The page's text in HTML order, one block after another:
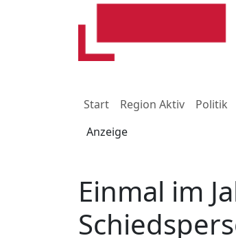
Start Region Aktiv Politik
Anzeige
Einmal im